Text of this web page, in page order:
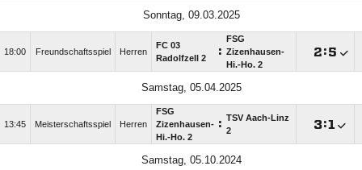
Sonntag, 09.03.2025
18:00 Freundschaftsspiel Herren
FC 03
Radolfzell 2
:
FSG
Zizenhausen-
Hi.-Ho. 2
:
Samstag, 05.04.2025
13:45 Meisterschaftsspiel Herren
FSG
Zizenhausen-
Hi.-Ho. 2
: TSV Aach-Linz
2
:
Samstag, 05.10.2024